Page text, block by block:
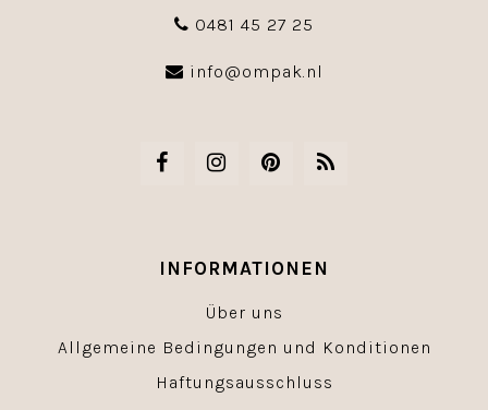
0481 45 27 25
info@ompak.nl
INFORMATIONEN
Über uns
Allgemeine Bedingungen und Konditionen
Haftungsausschluss